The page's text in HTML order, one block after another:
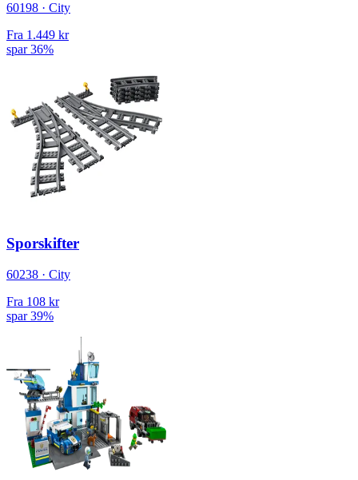
60198 · City
Fra 1.449 kr
spar 36%
Sporskifter
60238 · City
Fra 108 kr
spar 39%